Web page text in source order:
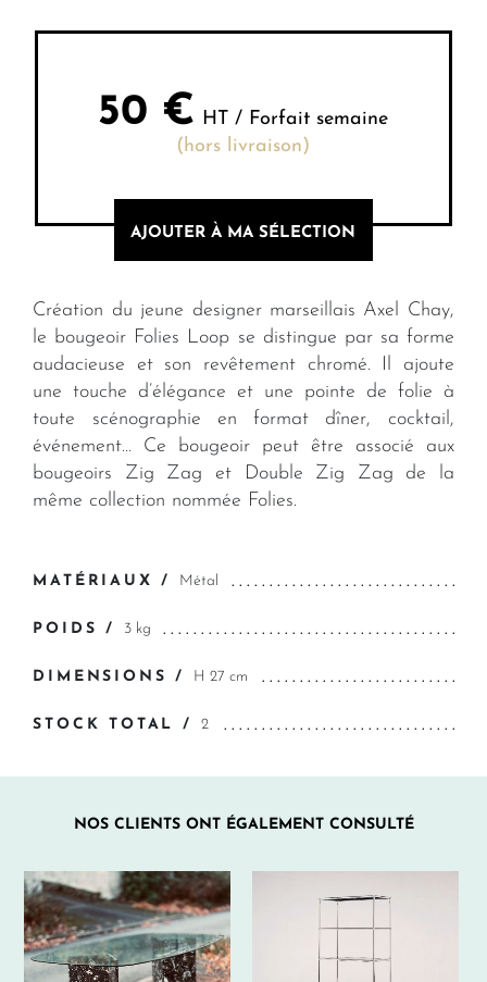
50 € HT / Forfait semaine
(hors livraison)
AJOUTER À MA SÉLECTION
Création du jeune designer marseillais Axel Chay,
le bougeoir Folies Loop se distingue par sa forme
audacieuse et son revêtement chromé. Il ajoute
une touche d’élégance et une pointe de folie à
toute scénographie en format dîner, cocktail,
événement… Ce bougeoir peut être associé aux
bougeoirs Zig Zag et Double Zig Zag de la
même collection nommée Folies.
MATÉRIAUX / Métal
POIDS / 3 kg
DIMENSIONS / H 27 cm
STOCK TOTAL / 2
NOS CLIENTS ONT ÉGALEMENT CONSULTÉ